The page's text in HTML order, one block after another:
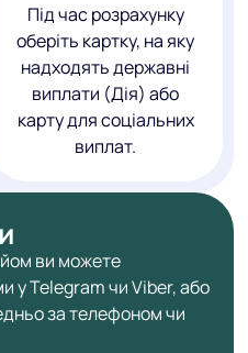
Під час розрахунку
оберіть картку, на яку
надходять державні
виплати (Дія) або
карту для соціальних
виплат.
ви можете
у Telegram чи Viber, або
за телефоном чи